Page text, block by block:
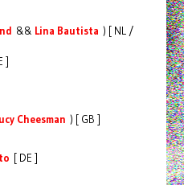
&& Lina Bautista ) [ NL /
]
Cheesman ) [ GB ]
[ DE ]